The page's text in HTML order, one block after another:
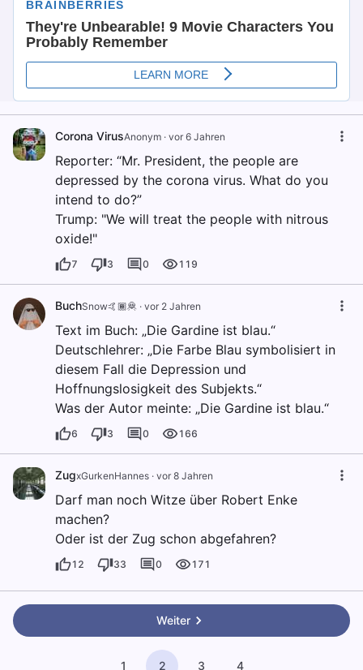
Corona VirusAnonym · vor 6 Jahren
Reporter: “Mr. President, the people are
depressed by the corona virus. What do you
intend to do?”
Trump: "We will treat the people with nitrous
oxide!"
7 3 0 119
BuchSnow🤙🏾🦧 · vor 2 Jahren
Text im Buch: „Die Gardine ist blau.“
Deutschlehrer: „Die Farbe Blau symbolisiert in
diesem Fall die Depression und
Hoffnungslosigkeit des Subjekts.“
Was der Autor meinte: „Die Gardine ist blau.“
6 3 0 166
ZugxGurkenHannes · vor 8 Jahren
Darf man noch Witze über Robert Enke
machen?
Oder ist der Zug schon abgefahren?
12 33 0 171
Weiter
1 2 3 4